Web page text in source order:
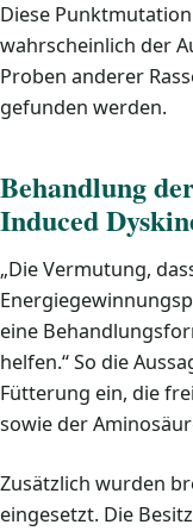
Diese
wahrscheinlich der
Proben anderer
gefunden werden.
Behandlung
Induced
„Die Vermutung,
eine
helfen.“ So die
Fütterung ein, die
sowie der
Zusätzlich wurden
eingesetzt. Die